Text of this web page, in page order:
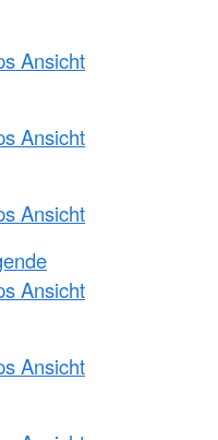
Ansicht
Ansicht
Ansicht
Ansicht
Ansicht